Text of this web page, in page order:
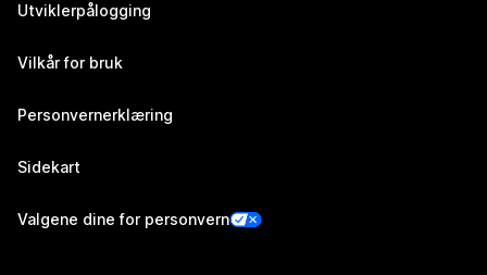
Utviklerpålogging
Vilkår for bruk
Personvernerklæring
Sidekart
Valgene dine for personvern